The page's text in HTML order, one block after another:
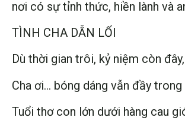
nơi có sự tỉnh thức, hiền lành và
TÌNH CHA DẪN LỐI
Dù thời gian trôi, kỷ niệm còn đây,
Cha ơi… bóng dáng vẫn đầy
Tuổi thơ con lớn dưới hàng cau